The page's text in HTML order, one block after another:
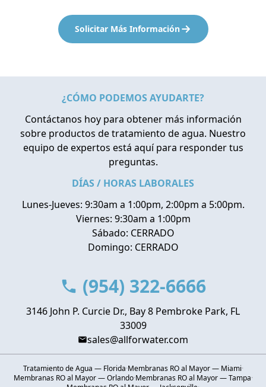
Solicitar Más Información
¿CÓMO PODEMOS AYUDARTE?
Contáctanos hoy para obtener más información
sobre productos de tratamiento de agua. Nuestro
equipo de expertos está aquí para responder tus
preguntas.
DÍAS / HORAS LABORALES
Lunes-Jueves: 9:30am a 1:00pm, 2:00pm a 5:00pm.
Viernes: 9:30am a 1:00pm
Sábado: CERRADO
Domingo: CERRADO
(954) 322-6666
3146 John P. Curcie Dr., Bay 8 Pembroke Park, FL
33009
sales@allforwater.com
Tratamiento de Agua — Florida·Membranas RO al Mayor — Miami·
Membranas RO al Mayor — Orlando·Membranas RO al Mayor — Tampa·